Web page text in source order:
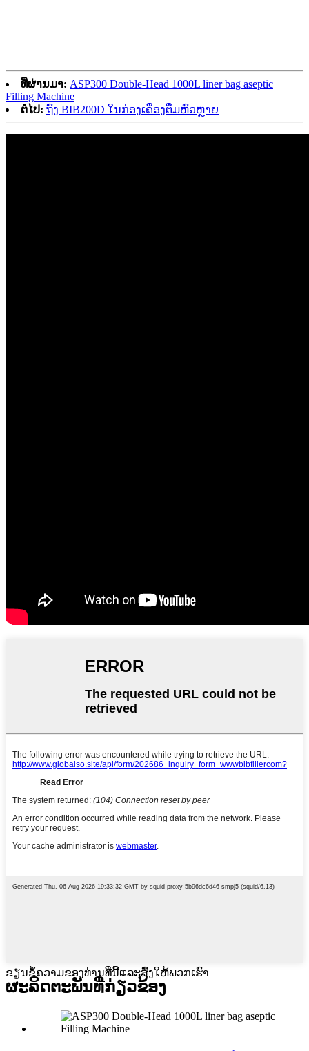
ທີ່ຜ່ານມາ: ASP300 Double-Head 1000L liner bag aseptic
Filling Machine
ຕໍ່ໄປ: ຖົງ BIB200D ໃນກ່ອງເຄື່ອງຕື່ມຫົວຫຼາຍ
ຂຽນຂໍ້ຄວາມຂອງທ່ານທີ່ນີ້ແລະສົ່ງໃຫ້ພວກເຮົາ
ຜະລິດຕະພັນທີ່ກ່ຽວຂ້ອງ